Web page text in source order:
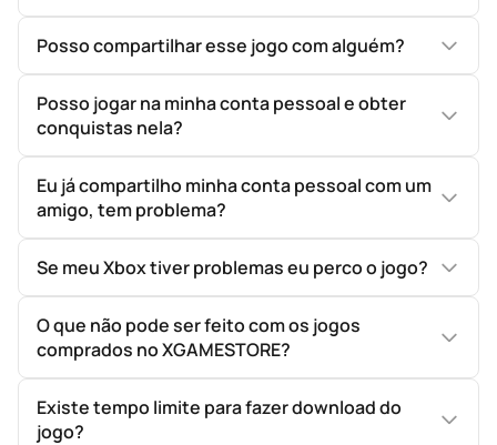
Posso compartilhar esse jogo com alguém?
Posso jogar na minha conta pessoal e obter
conquistas nela?
Eu já compartilho minha conta pessoal com um
amigo, tem problema?
Se meu Xbox tiver problemas eu perco o jogo?
O que não pode ser feito com os jogos
comprados no XGAMESTORE?
Existe tempo limite para fazer download do
jogo?